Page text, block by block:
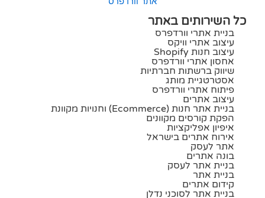
כל השירותים באתר
בניית אתרי וורדפרס
עיצוב אתרי וויקס
עיצוב חנות Shopify
אחסון אתרי וורדפרס
שיווק ברשתות חברתיות
אסטרטגיית מותג
פיתוח אתרי וורדפרס
עיצוב אתרים
בניית אתר חנות (ecommerce) וחנויות מקוונת
הפקת קורסים מקוונים
איפיון אפליקציות
אירוח אתרים בישראל
אתר לעסק
בונה אתרים
בניית אתר לעסק
בניית אתר
קידום אתרים
בניית אתר לסוכני נדלן